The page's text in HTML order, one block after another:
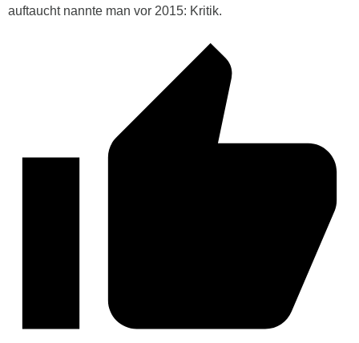
auftaucht nannte man vor 2015: Kritik.